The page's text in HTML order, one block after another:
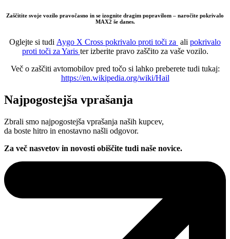
Zaščitite svoje vozilo pravočasno in se izognite dragim popravilom – naročite pokrivalo
MAX2 še danes.
Oglejte si tudi Aygo X Cross pokrivalo proti toči za ali pokrivalo
proti toči za Yaris ter izberite pravo zaščito za vaše vozilo.
Več o zaščiti avtomobilov pred točo si lahko preberete tudi tukaj:
https://en.wikipedia.org/wiki/Hail
Najpogostejša vprašanja
Zbrali smo najpogostejša vprašanja naših kupcev,
da boste hitro in enostavno našli odgovor.
Za več nasvetov in novosti obiščite tudi naše novice.